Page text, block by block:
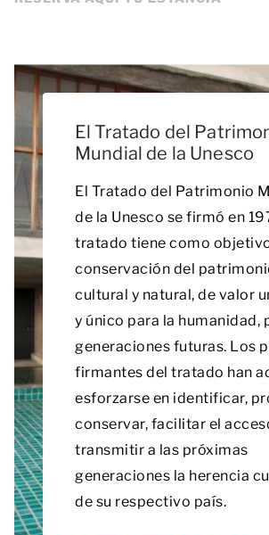
El Tratado del
Mundial de la Unesco
El Tratado del Patrimonio
de la Unesco se firmó en
tratado tiene como
conservación del
cultural y natural, de valor
y único para la humanidad,
generaciones futuras. Los
firmantes del tratado han
esforzarse en identificar,
conservar, facilitar el
transmitir a las próximas
generaciones la herencia
de su respectivo país.